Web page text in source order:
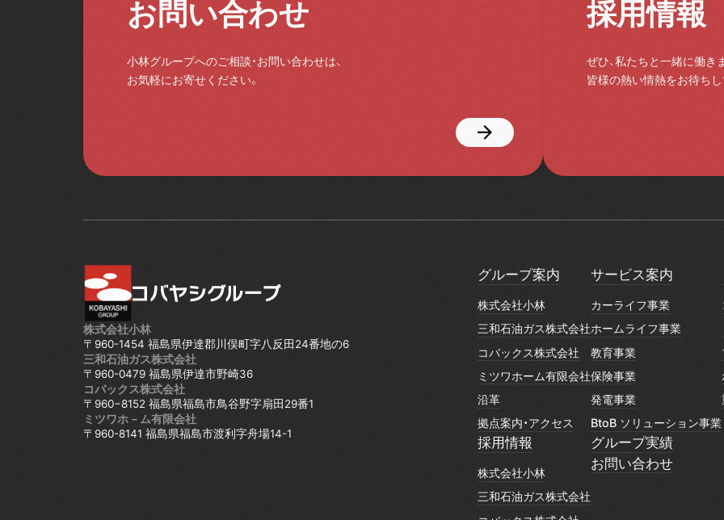
お問い合わせ
小林グループへのご相談・お問い合わせは、
お気軽にお寄せください。
採用情報
ぜひ、私たちと一緒に働き
皆様の熱い情熱をお待ち
株式会社小林
〒960-1454 福島県伊達郡川俣町字八反田24番地の6
三和石油ガス株式会社
〒960-0479 福島県伊達市野崎36
コバックス株式会社
〒960−8152 福島県福島市鳥谷野字扇田29番1
ミツワホ－ム有限会社
〒960-8141 福島県福島市渡利字舟場14-1
グループ案内
株式会社小林
株式会社小林
三和石油ガス株式会社
三和石油ガス株式会社
コバックス株式会社
コバックス株式会社
ミツワホーム有限会社
ミツワホーム有限会社
沿革
沿革
拠点案内・アクセス
拠点案内・アクセス
採用情報
株式会社小林
株式会社小林
三和石油ガス株式会社
三和石油ガス株式会社
サービス案内
カーライフ事業
カーライフ事業
ホームライフ事業
ホームライフ事業
教育事業
教育事業
保険事業
保険事業
発電事業
発電事業
BtoB ソリューション事業
BtoB ソリューション事業
グループ実績
グループ実績
お問い合わせ